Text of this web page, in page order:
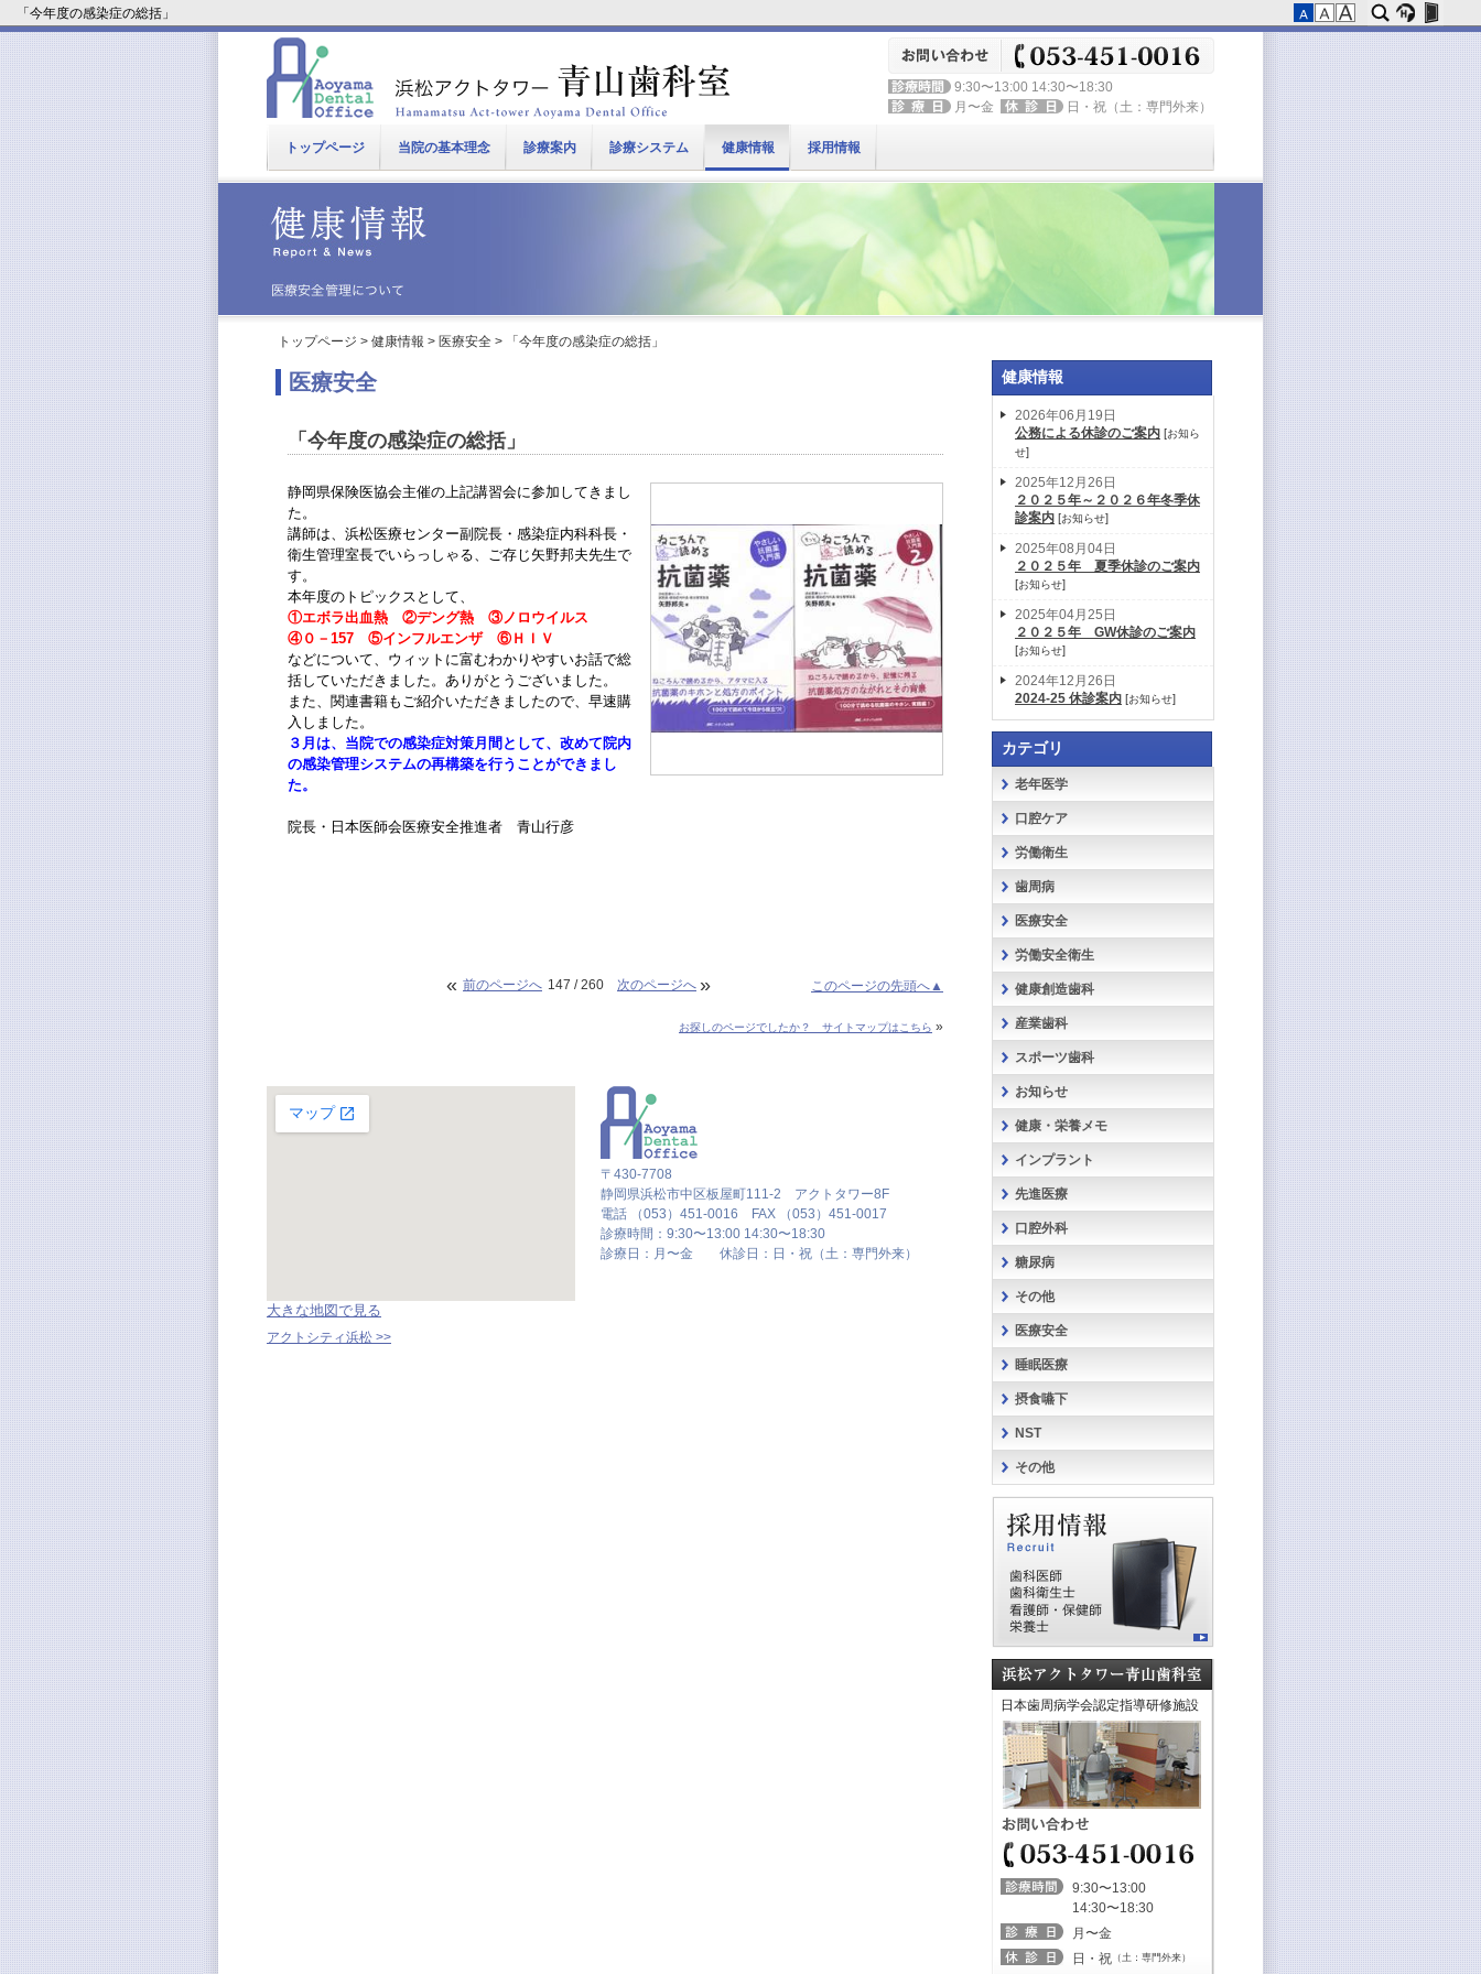
「今年度の感染症の総括」
9:30〜13:00 14:30〜18:30
月〜金
日・祝（土：専門外来）
トップページ 当院の基本理念 診療案内 診療システム 健康情報 採用情報
トップページ > 健康情報 > 医療安全 > 「今年度の感染症の総括」
医療安全
「今年度の感染症の総括」
静岡県保険医協会主催の上記講習会に参加してきまし
た。
講師は、浜松医療センター副院長・感染症内科科長・
衛生管理室長でいらっしゃる、ご存じ矢野邦夫先生で
す。
本年度のトピックスとして、
①エボラ出血熱 ②デング熱 ③ノロウイルス
④０－157 ⑤インフルエンザ ⑥ＨＩＶ
などについて、ウィットに富むわかりやすいお話で総
括していただきました。ありがとうございました。
また、関連書籍もご紹介いただきましたので、早速購
入しました。
３月は、当院での感染症対策月間として、改めて院内
の感染管理システムの再構築を行うことができまし
た。
院長・日本医師会医療安全推進者 青山行彦
« 前のページへ 147 / 260 次のページへ » このページの先頭へ▲
お探しのページでしたか？ サイトマップはこちら »
大きな地図で見る
アクトシティ浜松 >>
〒430-7708
静岡県浜松市中区板屋町111-2 アクトタワー8F
電話 （053）451-0016 FAX （053）451-0017
診療時間：9:30〜13:00 14:30〜18:30
診療日：月〜金 休診日：日・祝（土：専門外来）
健康情報
2026年06月19日
公務による休診のご案内 [お知ら
せ]
2025年12月26日
２０２５年～２０２６年冬季休
診案内 [お知らせ]
2025年08月04日
２０２５年 夏季休診のご案内
[お知らせ]
2025年04月25日
２０２５年 GW休診のご案内
[お知らせ]
2024年12月26日
2024-25 休診案内 [お知らせ]
カテゴリ
老年医学
口腔ケア
労働衛生
歯周病
医療安全
労働安全衛生
健康創造歯科
産業歯科
スポーツ歯科
お知らせ
健康・栄養メモ
インプラント
先進医療
口腔外科
糖尿病
その他
医療安全
睡眠医療
摂食嚥下
NST
その他
日本歯周病学会認定指導研修施設
9:30〜13:00
14:30〜18:30
月〜金
日・祝 （土：専門外来）